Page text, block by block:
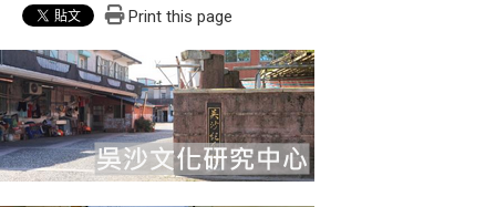
Print this page